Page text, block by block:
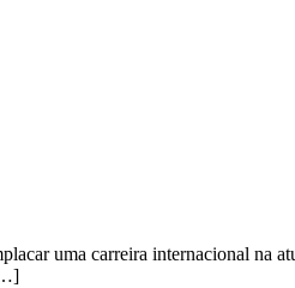
uma carreira internacional na